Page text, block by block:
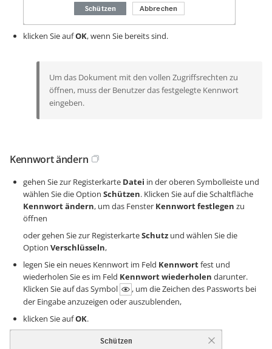
klicken Sie aufOK, wenn Sie bereits sind.
Um das Dokument mit den vollen Zugriffsrechten zu
öffnen, muss der Benutzer das festgelegte Kennwort
eingeben.
Kennwort ändern
gehen Sie zur Registerkarte Datei in der oberen Symbolleiste und
wählen Sie die Option Schützen. Klicken Sie auf die Schaltfläche
Kennwort ändern, um das Fenster Kennwort festlegen zu
öffnen
oder gehen Sie zur RegisterkarteSchutz und wählen Sie die
Option Verschlüsseln,
legen Sie ein neues Kennwort im Feld Kennwortfest und
wiederholen Sie es im Feld Kennwort wiederholen darunter.
Klicken Sie auf das Symbol
, um die Zeichen des Passworts bei
der Eingabe anzuzeigen oder auszublenden,
klicken Sie aufOK.